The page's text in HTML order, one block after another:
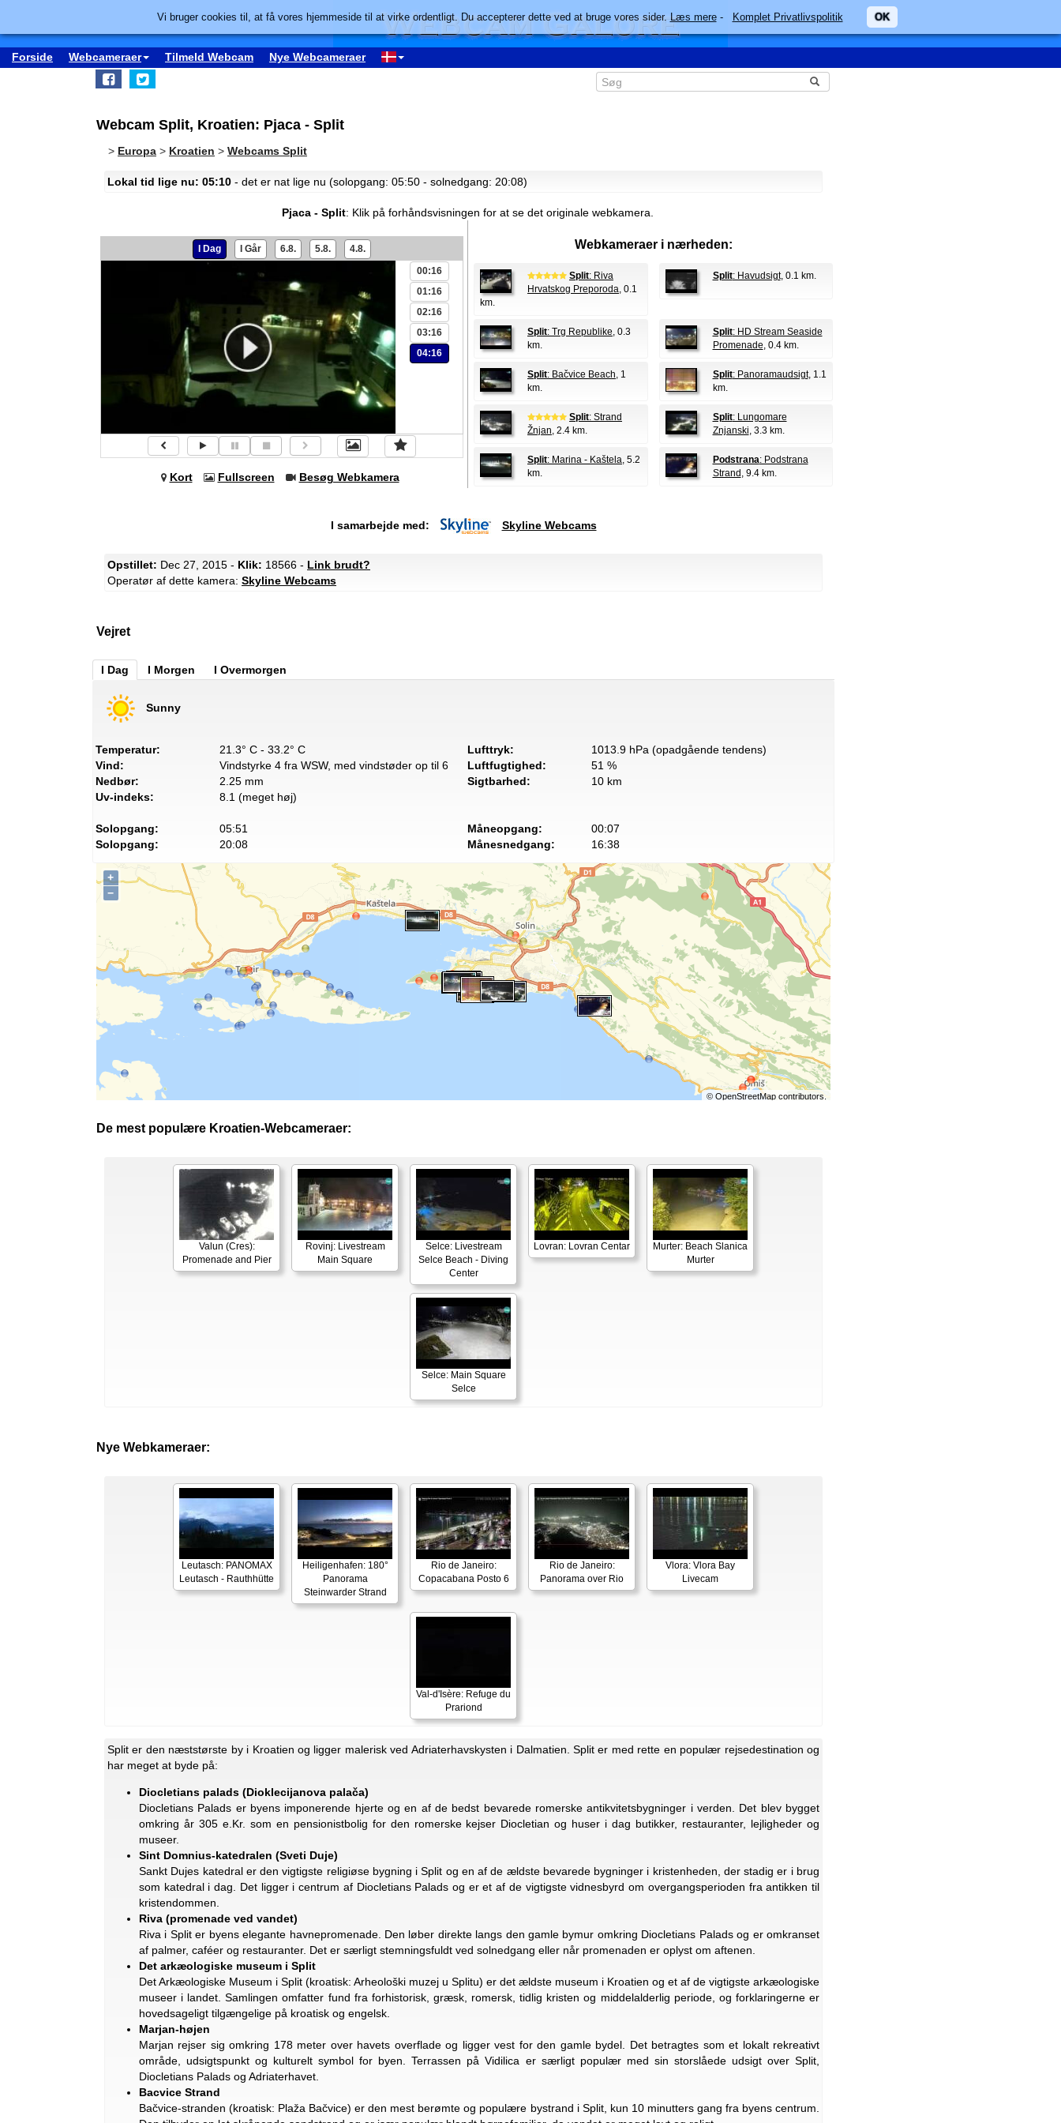
Forside Webcameraer Tilmeld Webcam Nye Webcameraer
Webcam Split, Kroatien: Pjaca - Split
> Europa > Kroatien > Webcams Split
Lokal tid lige nu: 05:10 - det er nat lige nu (solopgang: 05:50 - solnedgang: 20:08)
Pjaca - Split: Klik på forhåndsvisningen for at se det originale webkamera.
I Dag I Går 6.8. 5.8. 4.8.
00:16
01:16
02:16
03:16
04:16
Kort Fullscreen Besøg Webkamera
Webkameraer i nærheden:
Split: Riva
Hrvatskog Preporoda, 0.1
km.
Split: Havudsigt, 0.1 km.
Split: Trg Republike, 0.3
km.
Split: HD Stream Seaside
Promenade, 0.4 km.
Split: Bačvice Beach, 1
km.
Split: Panoramaudsigt, 1.1
km.
Split: Strand
Žnjan, 2.4 km.
Split: Lungomare
Znjanski, 3.3 km.
Split: Marina - Kaštela, 5.2
km.
Podstrana: Podstrana
Strand , 9.4 km.
I samarbejde med: Skyline Webcams
Opstillet: Dec 27, 2015 - Klik: 18566 - Link brudt?
Operatør af dette kamera: Skyline Webcams
Vejret
I Dag I Morgen I Overmorgen
Sunny
Temperatur:
21.3° C - 33.2° C
Vind:
Vindstyrke 4 fra WSW, med vindstøder op til 6
Nedbør:
2.25 mm
Uv-indeks:
8.1 (meget høj)
Lufttryk:
1013.9 hPa (opadgående tendens)
Luftfugtighed:
51 %
Sigtbarhed:
10 km
Solopgang:
05:51
Solopgang:
20:08
Måneopgang:
00:07
Månesnedgang:
16:38
+
−
© OpenStreetMapcontributors.
De mest populære Kroatien-Webcameraer:
Valun (Cres):
Promenade and Pier
Rovinj: Livestream
Main Square
Selce: Livestream
Selce Beach - Diving
Center
Lovran: Lovran Centar
Murter: Beach Slanica
Murter
Selce: Main Square
Selce
Nye Webkameraer:
Leutasch: PANOMAX
Leutasch - Rauthhütte
Heiligenhafen: 180°
Panorama
Steinwarder Strand
Rio de Janeiro:
Copacabana Posto 6
Rio de Janeiro:
Panorama over Rio
Vlora: Vlora Bay
Livecam
Val-d'Isère: Refuge du
Prariond
Split er den næststørste by i Kroatien og ligger malerisk ved Adriaterhavskysten i Dalmatien. Split er med rette en populær rejsedestination og
har meget at byde på:
Diocletians palads (Dioklecijanova palača)
Diocletians Palads er byens imponerende hjerte og en af ​​de bedst bevarede romerske antikvitetsbygninger i verden. Det blev bygget
omkring år 305 e.Kr. som en pensionistbolig for den romerske kejser Diocletian og huser i dag butikker, restauranter, lejligheder og
museer.
Sint Domnius-katedralen (Sveti Duje)
Sankt Dujes katedral er den vigtigste religiøse bygning i Split og en af ​​de ældste bevarede bygninger i kristenheden, der stadig er i brug
som katedral i dag. Det ligger i centrum af Diocletians Palads og er et af de vigtigste vidnesbyrd om overgangsperioden fra antikken til
kristendommen.
Riva (promenade ved vandet)
Riva i Split er byens elegante havnepromenade. Den løber direkte langs den gamle bymur omkring Diocletians Palads og er omkranset
af palmer, caféer og restauranter. Det er særligt stemningsfuldt ved solnedgang eller når promenaden er oplyst om aftenen.
Det arkæologiske museum i Split
Det Arkæologiske Museum i Split (kroatisk: Arheološki muzej u Splitu) er det ældste museum i Kroatien og et af de vigtigste arkæologiske
museer i landet. Samlingen omfatter fund fra forhistorisk, græsk, romersk, tidlig kristen og middelalderlig periode, og forklaringerne er
hovedsageligt tilgængelige på kroatisk og engelsk.
Marjan-højen
Marjan rejser sig omkring 178 meter over havets overflade og ligger vest for den gamle bydel. Det betragtes som et lokalt rekreativt
område, udsigtspunkt og kulturelt symbol for byen. Terrassen på Vidilica er særligt populær med sin storslåede udsigt over Split,
Diocletians Palads og Adriaterhavet.
Bacvice Strand
Bačvice-stranden (kroatisk: Plaža Bačvice) er den mest berømte og populære bystrand i Split, kun 10 minutters gang fra byens centrum.
Vi bruger cookies til, at få vores hjemmeside til at virke ordentligt. Du accepterer dette ved at bruge vores sider.Læs mere- Komplet Privatlivspolitik OK